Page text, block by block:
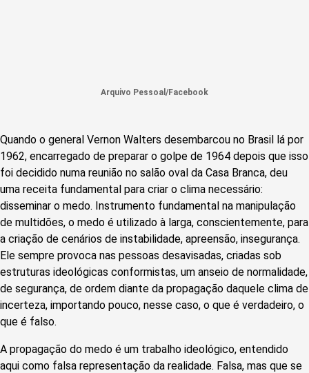
Arquivo Pessoal/Facebook
Quando o general Vernon Walters desembarcou no Brasil lá por
1962, encarregado de preparar o golpe de 1964 depois que isso
foi decidido numa reunião no salão oval da Casa Branca, deu
uma receita fundamental para criar o clima necessário:
disseminar o medo. Instrumento fundamental na manipulação
de multidões, o medo é utilizado à larga, conscientemente, para
a criação de cenários de instabilidade, apreensão, insegurança.
Ele sempre provoca nas pessoas desavisadas, criadas sob
estruturas ideológicas conformistas, um anseio de normalidade,
de segurança, de ordem diante da propagação daquele clima de
incerteza, importando pouco, nesse caso, o que é verdadeiro, o
que é falso.
A propagação do medo é um trabalho ideológico, entendido
aqui como falsa representação da realidade. Falsa, mas que se